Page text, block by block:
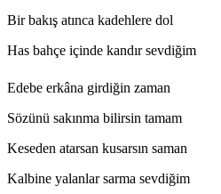
Bir bakış atınca kadehlere dol
Has bahçe içinde kandır sevdiğim
Edebe erkâna girdiğin zaman
Sözünü sakınma bilirsin tamam
Keseden atarsan kusarsın saman
Kalbine yalanlar sarma sevdiğim